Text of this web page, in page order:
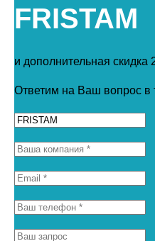
FRISTAM
и дополнительная скидка
Ответим на Ваш вопрос в